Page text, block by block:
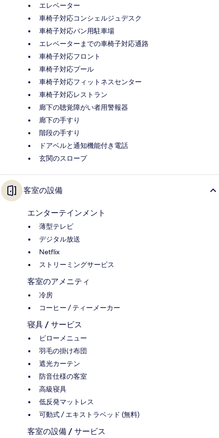
エレベーター
車椅子対応コンシェルジュデスク
車椅子対応バン用駐車場
エレベーターまでの車椅子対応通路
車椅子対応フロント
車椅子対応プール
車椅子対応フィットネスセンター
車椅子対応レストラン
廊下の聴覚障がい者用警報器
廊下の手すり
階段の手すり
ドアベルと通知機能付き電話
玄関のスロープ
客室の設備
エンターテインメント
薄型テレビ
デジタル放送
Netflix
ストリーミングサービス
客室のアメニティ
冷房
コーヒー / ティーメーカー
寝具 / サービス
ピローメニュー
羽毛の掛け布団
遮光カーテン
防音仕様の客室
高級寝具
低反発マットレス
可動式 / エキストラベッド (無料)
客室の設備 / サービス